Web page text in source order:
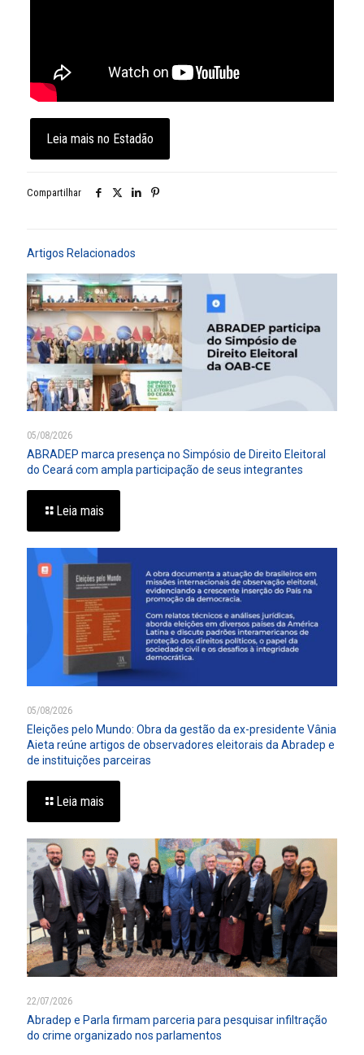
Leia mais no Estadão
Compartilhar
Artigos Relacionados
05/08/2026
ABRADEP marca presença no Simpósio de Direito Eleitoral
do Ceará com ampla participação de seus integrantes
Leia mais
05/08/2026
Eleições pelo Mundo: Obra da gestão da ex-presidente Vânia
Aieta reúne artigos de observadores eleitorais da Abradep e
de instituições parceiras
Leia mais
22/07/2026
Abradep e Parla firmam parceria para pesquisar infiltração
do crime organizado nos parlamentos